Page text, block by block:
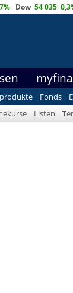
Dow 54 035
Fonds
Listen